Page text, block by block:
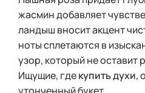
жасмин добавляет
ландыш вносит акцент
ноты сплетаются в
узор, который не
Ищущие, гдекупить духи,
утонченный букет.